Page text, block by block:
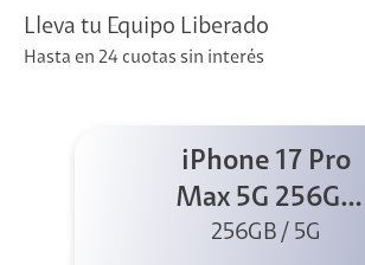
Lleva tu Equipo Liberado
Hasta en 24 cuotas sin interés
iPhone 17 Pro
Max 5G 256GB
Cosmic Orange
256GB / 5G